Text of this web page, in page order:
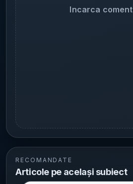
Incarca
RECOMANDATE
Articole pe același subiect